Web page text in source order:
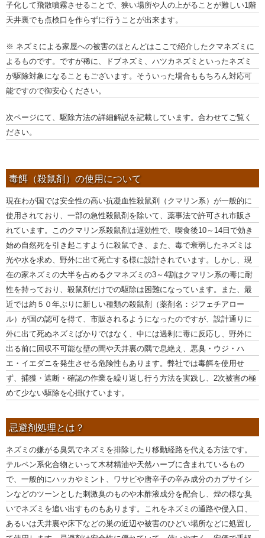
子化して飛散噴霧させることで、狭い場所や人の上がることが難しい1階
天井裏でも点検口を作らずに行うことが出来ます。
※ ネズミによる家屋への被害のほとんどはここで紹介したクマネズミに
よるものです。ですが稀に、ドブネズミ、ハツカネズミといったネズミ
が駆除対象になることもございます。そういった場合ももちろん対応可
能ですので御安心ください。
次ページにて、駆除方法の詳細解説を記載しています。合わせてご覧く
ださい。
毒餌（殺鼠剤）の使用について
現在わが国では安全性の高い抗凝血性殺鼠剤（クマリン系）が一般的に
使用されており、一部の急性殺鼠剤を除いて、薬事法で許可され市販さ
れています。このクマリン系殺鼠剤は遅効性で、喫食後10～14日で効き
始め自然死を引き起こすように殺鼠でき、また、毒で衰弱したネズミは
光や水を求め、野外に出て死亡する様に設計されています。しかし、現
在の家ネズミの大半を占めるクマネズミの3～4割はクマリン系の毒に耐
性を持っており、殺鼠剤だけでの駆除は困難になっています。また、最
近では約５０年ぶりに新しい種類の殺鼠剤（薬剤名：ジフェチアロー
ル）が国の認可を得て、市販されるようになったのですが、設計通りに
外に出て死ぬネズミばかりではなく、中には過剰に毒に反応し、野外に
出る前に回収不可能な壁の間や天井裏の隅で息絶え、悪臭・ウジ・ハ
エ・イエダニを発生させる危険性もあります。弊社では毒餌を使用せ
ず、捕獲・遮断・確認の作業を繰り返し行う方法を実践し、2次被害の極
めて少ない駆除を心掛けています。
忌避剤処理とは？
ネズミの嫌がる臭気でネズミを排除したり移動経路を代える方法です。
テルペン系化合物といって木材精油や天然ハーブに含まれているもの
で、一般的にハッカやミント、ワサビや唐辛子の辛み成分のカプサイシ
ンなどのツーンとした刺激臭のものや木酢液成分を配合し、煙の様な臭
いでネズミを追い出すものもあります。これをネズミの通路や侵入口、
あるいは天井裏や床下などの巣の近辺や被害のひどい場所などに処置し